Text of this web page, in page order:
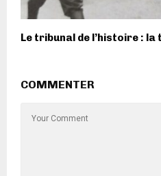
Le tribunal de l’histoire : la
COMMENTER